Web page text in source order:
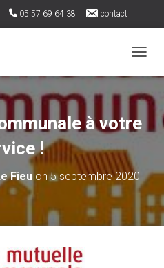
05 57 69 64 38 contact
à votre
!
Fieu on5 septembre 2020